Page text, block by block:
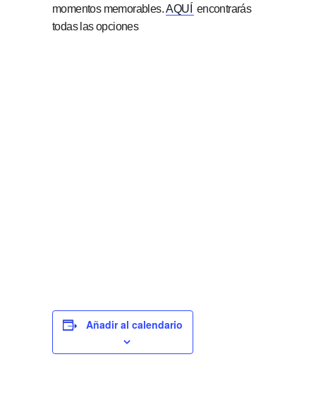
momentos memorables.AQUÍ
encontrarás
todas las opciones
Añadir al calendario